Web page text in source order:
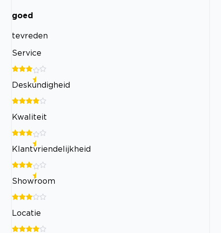
goed
tevreden
Service
Deskundigheid
Kwaliteit
Klantvriendelijkheid
Showroom
Locatie